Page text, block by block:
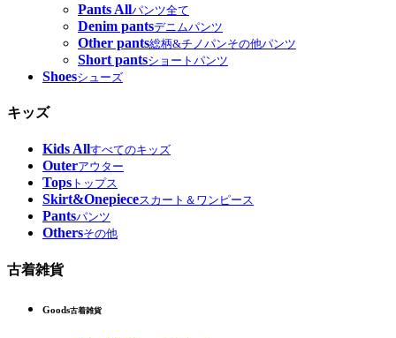
Pants Allパンツ全て
Denim pantsデニムパンツ
Other pants総柄&チノパンその他パンツ
Short pantsショートパンツ
Shoesシューズ
キッズ
Kids Allすべてのキッズ
Outerアウター
Tops トップス
Skirt&Onepieceスカート＆ワンピース
Pantsパンツ
Othersその他
古着雑貨
Goods古着雑貨